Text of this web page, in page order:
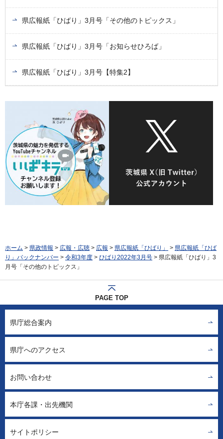
県広報紙「ひばり」3月号「その他のトピックス」
県広報紙「ひばり」3月号「お知らせひろば」
県広報紙「ひばり」3月号【特集2】
ホーム > 県政情報 > 広報・広聴 > 広報 > 県広報紙「ひばり」 > 県広報紙「ひば
り」バックナンバー > 令和3年度 > ひばり2022年3月号 > 県広報紙「ひばり」3
月号「その他のトピックス」
PAGE TOP
県庁総合案内
県庁へのアクセス
お問い合わせ
本庁各課・出先機関
サイトポリシー